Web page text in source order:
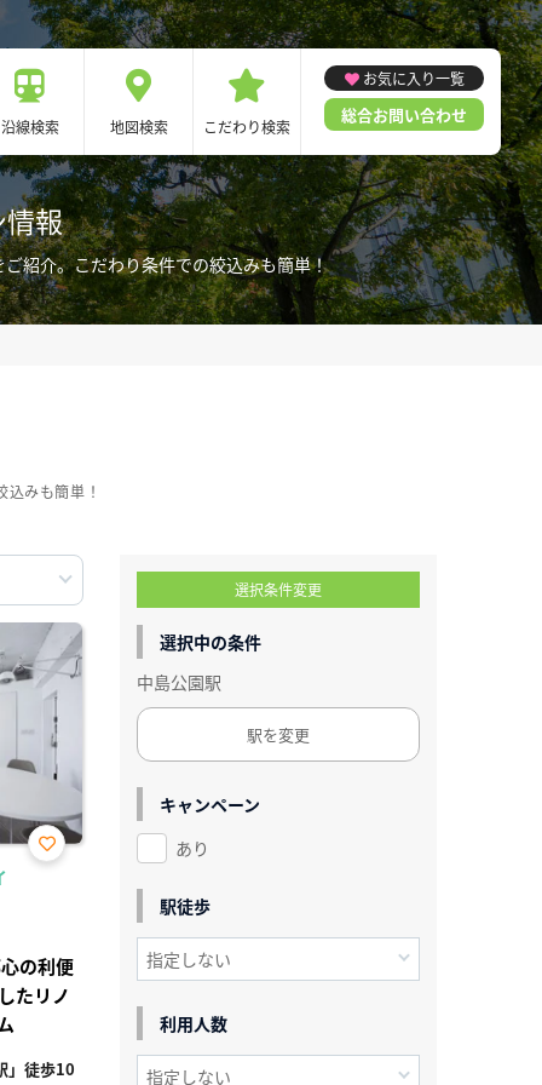
沿線検索 地図検索 こだわり検索
お気に入り一覧
総合お問い合わせ
報
紹介。こだわり条件での絞込みも簡単！
お気
の利便
たリノ
」徒歩10
みも簡単！
選択条件変更
選択中の条件
中島公園駅
駅を変更
キャンペーン
あり
駅徒歩
利用人数